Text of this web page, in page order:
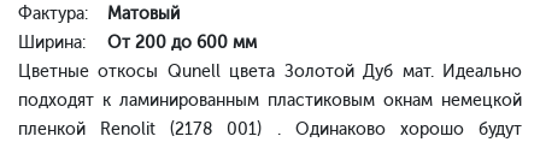
Фактура:
Матовый
Ширина:
От 200 до 600 мм
Цветные откосы Qunell цвета Золотой Дуб мат. Идеально
подходят к ламинированным пластиковым окнам немецкой
пленкой Renolit (2178 001) . Одинаково хорошо будут